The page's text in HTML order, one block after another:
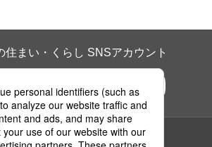
住まい・くらし SNSアカウント
ページの先頭へ